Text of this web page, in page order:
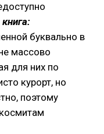
буквально в
массово
для них по
курорт, но
поэтому